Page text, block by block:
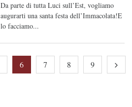
Da parte di tutta Luci sull’Est, vogliamo
augurarti una santa festa dell’Immacolata!E
lo facciamo...
6 7 8 9